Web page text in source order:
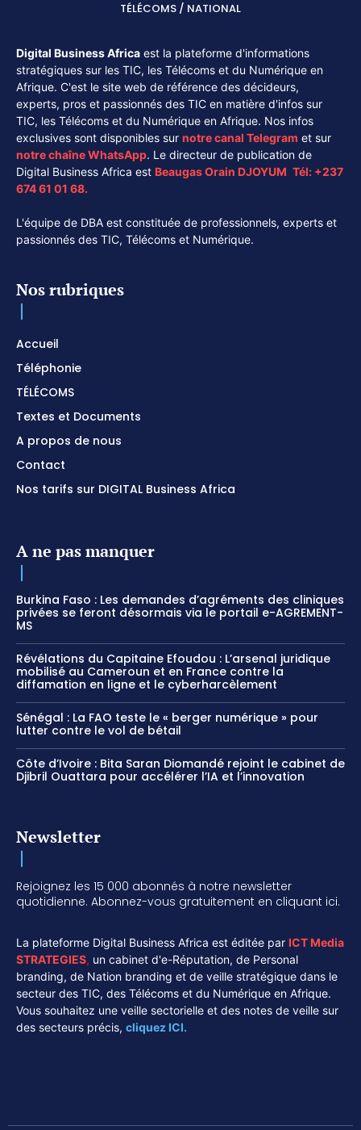
TÉLÉCOMS / NATIONAL
Digital Business Africa est la plateforme d'informations
stratégiques sur les TIC, les Télécoms et du Numérique en
Afrique. C'est le site web de référence des décideurs,
experts, pros et passionnés des TIC en matière d'infos sur
TIC, les Télécoms et du Numérique en Afrique. Nos infos
exclusives sont disponibles sur notre canal Telegram et sur
notre chaîneWhatsApp. Le directeur de publication de
Digital Business Africa est Beaugas Orain DJOYUM. Tél: +237
674 61 01 68.
L'équipe de DBA est constituée de professionnels, experts et
passionnés des TIC, Télécoms et Numérique.
Nos rubriques
Accueil
Téléphonie
TÉLÉCOMS
Textes et Documents
A propos de nous
Contact
Nos tarifs sur DIGITAL Business Africa
A ne pas manquer
Burkina Faso : Les demandes d’agréments des cliniques
privées se feront désormais via le portail e-AGREMENT-
MS
Révélations du Capitaine Efoudou : L’arsenal juridique
mobilisé au Cameroun et en France contre la
diffamation en ligne et le cyberharcèlement
Sénégal : La FAO teste le « berger numérique » pour
lutter contre le vol de bétail
Côte d’Ivoire : Bita Saran Diomandé rejoint le cabinet de
Djibril Ouattara pour accélérer l’IA et l’innovation
Newsletter
Rejoignez les 15 000 abonnés à notre newsletter
quotidienne. Abonnez-vous gratuitement en cliquant ici.
La plateforme Digital Business Africa est éditée par ICT Media
STRATEGIES, un cabinet d'e-Réputation, de Personal
branding, de Nation branding et de veille stratégique dans le
secteur des TIC, des Télécoms et du Numérique en Afrique.
Vous souhaitez une veille sectorielle et des notes de veille sur
des secteurs précis, cliquez ICI.